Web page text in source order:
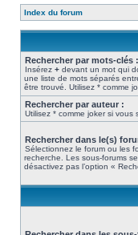
Index du forum
Rechercher par mots-clés :
Insérez + devant un mot qui
une liste de mots séparés
être trouvé. Utilisez * comme
Rechercher par auteur :
Utilisez * comme joker si vous
Rechercher dans le(s)
Sélectionnez le forum ou les
recherche. Les sous-forums
désactivez pas l’option «